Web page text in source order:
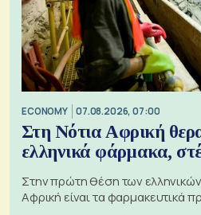
ECONOMY 07.08.2026, 07:00
Στη Νότια Αφρική
ελληνικά φάρμακα,
Στην πρώτη θέση των
Αφρική είναι τα φαρμακευτικά